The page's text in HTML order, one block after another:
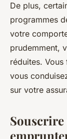
De plus,
programmes
votre
prudemment,
réduites. Vous
vous
sur votre
Souscrire